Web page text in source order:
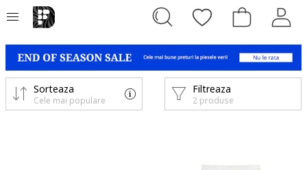
Filtreaza
2 produse
Sorteaza
Cele mai populare